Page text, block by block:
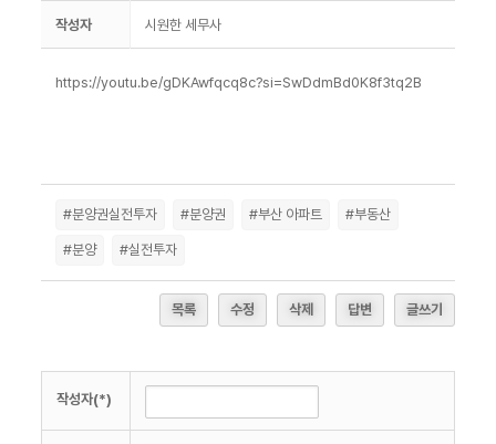
작성자 시원한 세무사
https://youtu.be/gDKAwfqcq8c?si=SwDdmBd0K8f3tq2B
#분양권실전투자 #분양권 #부산 아파트 #부동산
#분양 #실전투자
목록 수정 삭제 답변 글쓰기
작성자(*)